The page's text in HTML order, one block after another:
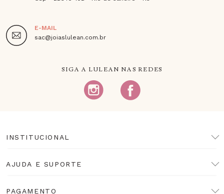
E-MAIL
sac@joiaslulean.com.br
SIGA A LULEAN NAS REDES
INSTITUCIONAL
AJUDA E SUPORTE
PAGAMENTO